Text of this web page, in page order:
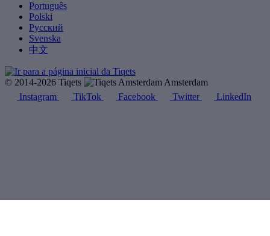
Português
Polski
Русский
Svenska
中文
© 2014-2026 Tiqets
Amsterdam
Instagram
TikTok Facebook Twitter LinkedIn